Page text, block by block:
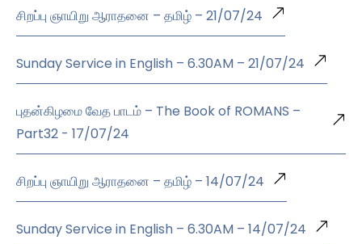
சிறப்பு ஞாயிறு ஆராதனை – தமிழ் – 21/07/24
Sunday Service in English – 6.30AM – 21/07/24
புதன்கிழமை வேத பாடம் – The Book of ROMANS –
Part32 - 17/07/24
சிறப்பு ஞாயிறு ஆராதனை – தமிழ் – 14/07/24
Sunday Service in English – 6.30AM – 14/07/24